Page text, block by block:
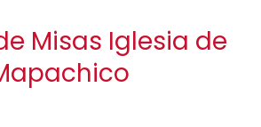
Misas Iglesia de